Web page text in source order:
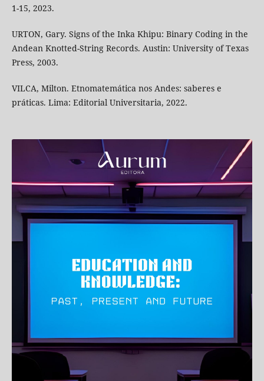
1-15, 2023.
URTON, Gary. Signs of the Inka Khipu: Binary Coding in the
Andean Knotted-String Records. Austin: University of Texas
Press, 2003.
VILCA, Milton. Etnomatemática nos Andes: saberes e
práticas. Lima: Editorial Universitaria, 2022.